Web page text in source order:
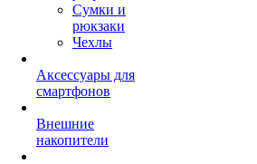
Сумки и
рюкзаки
Чехлы
Аксессуары для
смартфонов
Внешние
накопители